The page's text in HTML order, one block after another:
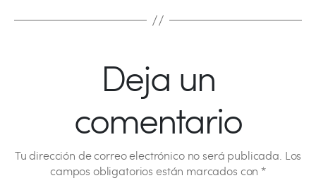
Deja un
comentario
Tu dirección de correo electrónico no será publicada. Los
campos obligatorios están marcados con*